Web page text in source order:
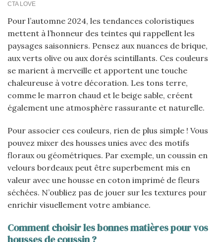
Pour l’automne 2024, les tendances coloristiques
mettent à l’honneur des teintes qui rappellent les
paysages saisonniers. Pensez aux nuances de brique,
aux verts olive ou aux dorés scintillants. Ces couleurs
se marient à merveille et apportent une touche
chaleureuse à votre décoration. Les tons terre,
comme le marron chaud et le beige sable, créent
également une atmosphère rassurante et naturelle.
Pour associer ces couleurs, rien de plus simple ! Vous
pouvez mixer des housses unies avec des motifs
floraux ou géométriques. Par exemple, un coussin en
velours bordeaux peut être superbement mis en
valeur avec une housse en coton imprimé de fleurs
séchées. N’oubliez pas de jouer sur les textures pour
enrichir visuellement votre ambiance.
Comment choisir les bonnes matières pour vos
housses de coussin ?